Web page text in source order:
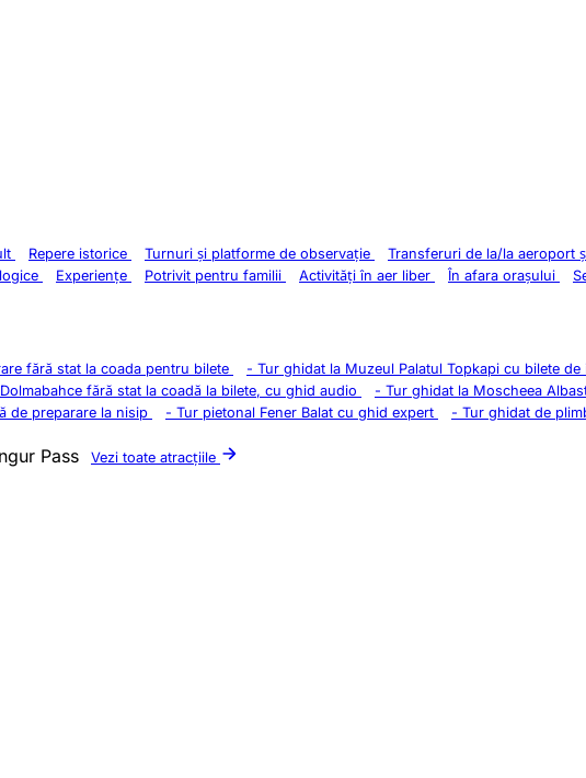
Repere istorice Turnuri și platforme de observație Transferuri de la/la aeroport
Experiențe Potrivit pentru familii Activități în aer liber În afara orașului
fără stat la coada pentru bilete - Tur ghidat la Muzeul Palatul Topkapi cu bilete
fără stat la coadă la bilete, cu ghid audio - Tur ghidat la Moscheea
de preparare la nisip
- Tur pietonal Fener Balat cu ghid expert - Tur ghidat de
Pass
Vezi toate atracțiile